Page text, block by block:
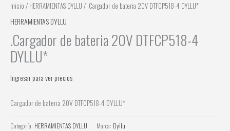
Inicio / HERRAMIENTAS DYLLU / .Cargador de bateria 20V DTFCP518-4 DYLLU*
HERRAMIENTAS DYLLU
.Cargador de bateria 20V DTFCP518-4
DYLLU*
Ingresar para ver precios
Cargador de bateria 20V DTFCP518-4 DYLLU*
Categoría: HERRAMIENTAS DYLLU Marca: Dyllu